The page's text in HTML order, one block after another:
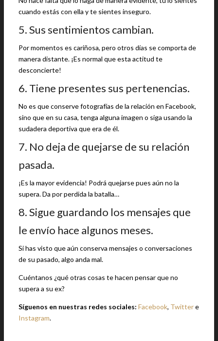
cuando estás con ella y te sientes inseguro.
5. Sus sentimientos cambian.
Por momentos es cariñosa, pero otros días se comporta de
manera distante. ¡Es normal que esta actitud te
desconcierte!
6. Tiene presentes sus pertenencias.
No es que conserve fotografías de la relación en Facebook,
sino que en su casa, tenga alguna imagen o siga usando la
sudadera deportiva que era de él.
7. No deja de quejarse de su relación
pasada.
¡Es la mayor evidencia! Podrá quejarse pues aún no la
supera. Da por perdida la batalla…
8. Sigue guardando los mensajes que
le envío hace algunos meses.
Si has visto que aún conserva mensajes o conversaciones
de su pasado, algo anda mal.
Cuéntanos ¿qué otras cosas te hacen pensar que no
supera a su ex?
Síguenos en nuestras redes sociales: Facebook, Twittere
Instagram.